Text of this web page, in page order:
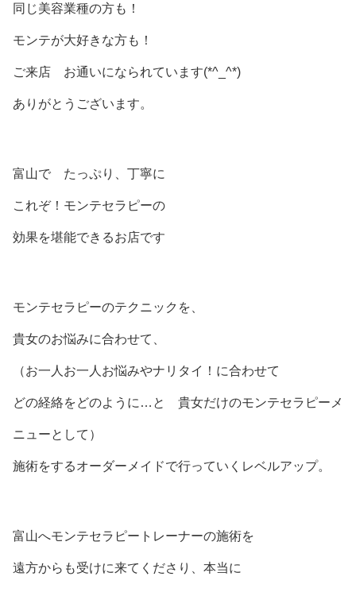
同じ美容業種の方も！
モンテが大好きな方も！
ご来店 お通いになられています(*^_^*)
ありがとうございます。
富山で たっぷり、丁寧に
これぞ！モンテセラピーの
効果を堪能できるお店です
モンテセラピーのテクニックを、
貴女のお悩みに合わせて、
（お一人お一人お悩みやナリタイ！に合わせて
どの経絡をどのように…と 貴女だけのモンテセラピーメ
ニューとして）
施術をするオーダーメイドで行っていくレベルアップ。
富山へモンテセラピートレーナーの施術を
遠方からも受けに来てくださり、本当に